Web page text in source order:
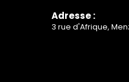
Adresse :
3 rue d'Afrique,